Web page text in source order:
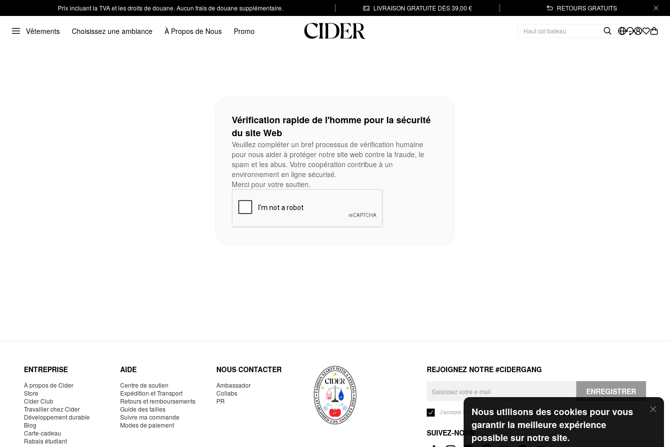
Prix incluant la TVA et les droits de douane. Aucun frais de douane supplémentaire. LIVRAISON GRATUITE DÈS 39,00 € RETOURS GRATUITS
Vêtements Choisissez une ambiance À Propos de Nous Promo
Nous utilisons des cookies pour vous
garantir la meilleure expérience
possible sur notre site.
Vérification rapide de l'homme pour la sécurité
du site Web
Veuillez compléter un bref processus de vérification humaine
pour nous aider à protéger notre site web contre la fraude, le
spam et les abus. Votre coopération contribue à un
environnement en ligne sécurisé.
Merci pour votre soutien.
ENTREPRISE
À propos de Cider
Store
Cider Club
Travailler chez Cider
Développement durable
Blog
Carte-cadeau
Rabais étudiant
AIDE
Centre de soutien
Expédition et Transport
Retours et remboursements
Guide des tailles
Suivre ma commande
Modes de paiement
NOUS CONTACTER
Ambassador
Collabs
PR
REJOIGNEZ NOTRE #CIDERGANG
ENREGISTRER
J'accepte les Conditions généraleset laPolitique de confidentialité.
SUIVEZ-NOUS